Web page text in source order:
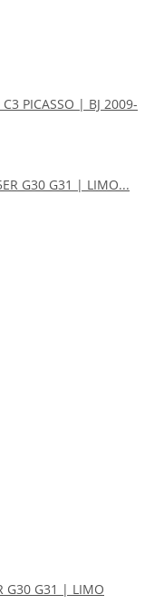
PICASSO | BJ 2009-
G30 G31 | LIMO